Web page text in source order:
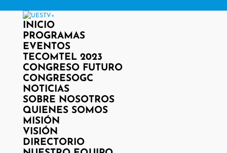
INICIO
PROGRAMAS
EVENTOS
TECOMTEL 2023
CONGRESO FUTURO
CONGRESOGC
NOTICIAS
SOBRE NOSOTROS
QUIENES SOMOS
MISIÓN
VISIÓN
DIRECTORIO